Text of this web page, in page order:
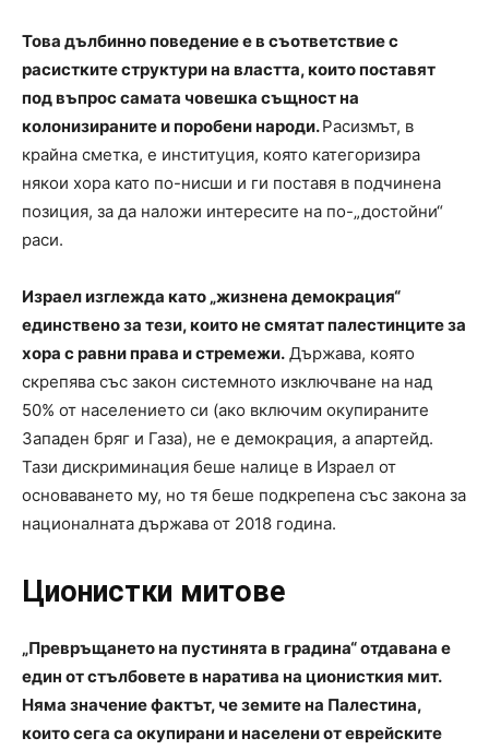
Това дълбинно поведение е в съответствие с
расистките структури на властта, които поставят
под въпрос самата човешка същност на
колонизираните и поробени народи.Расизмът, в
крайна сметка, е институция, която категоризира
някои хора като по-нисши и ги поставя в подчинена
позиция, за да наложи интересите на по-„достойни“
раси.
Израел изглежда като „жизнена демокрация“
единствено за тези, които не смятат палестинците за
хора с равни права и стремежи. Държава, която
скрепява със закон системното изключване на над
50% от населението си (ако включим окупираните
Западен бряг и Газа), не е демокрация, а апартейд.
Тази дискриминация беше налице в Израел от
основаването му, но тя беше подкрепена със закона за
националната държава от 2018 година.
Ционистки митове
„Превръщането на пустинята в градина“ отдавана е
един от стълбовете в наратива на ционисткия мит.
Няма значение фактът, че земите на Палестина,
които сега са окупирани и населени от еврейските